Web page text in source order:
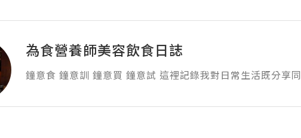
為食營養師美容飲食日誌
鐘意食 鐘意訓 鐘意買 鐘意試 這裡記錄我對日常生活既分享